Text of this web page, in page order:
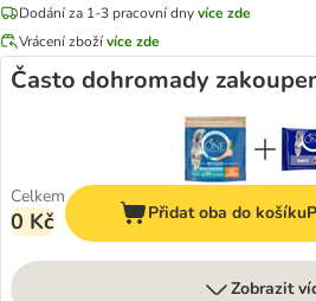
Dodání za 1-3 pracovní dnyvíce zde
Vrácení zbožívíce zde
Často dohromady
Celkem
0 Kč Přidat oba do košíku
Zobrazit